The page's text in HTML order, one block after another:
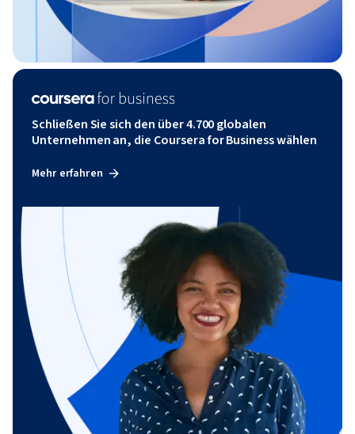
Schließen Sie sich den über 4.700 globalen
Unternehmen an, die Coursera for Business wählen
Mehr erfahren